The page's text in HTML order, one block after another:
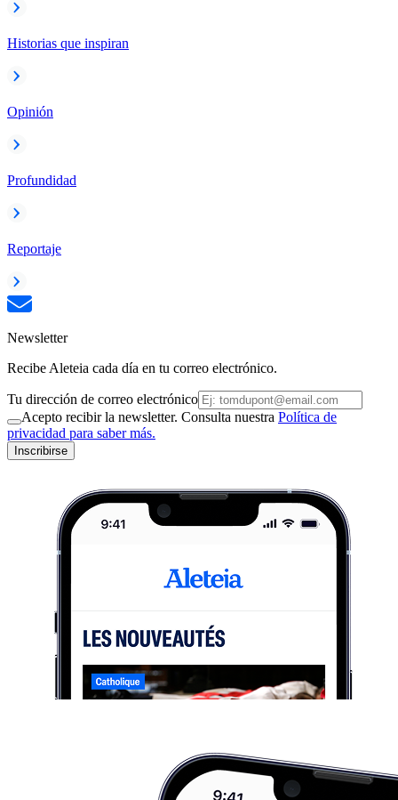
Historias que inspiran
Opinión
Profundidad
Reportaje
Newsletter
Recibe Aleteia cada día en tu correo electrónico.
Tu dirección de correo electrónico
Acepto recibir la newsletter. Consulta nuestra Política de
privacidad para saber más.
Inscribirse